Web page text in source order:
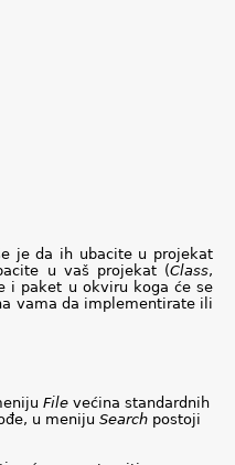
je da ih ubacite u projekat
u vaš projekat (Class,
i paket u okviru koga će se
vama da implementirate ili
File većina standardnih
u meniju Search postoji